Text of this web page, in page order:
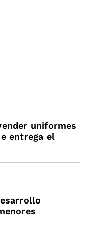
uniformes
entrega el